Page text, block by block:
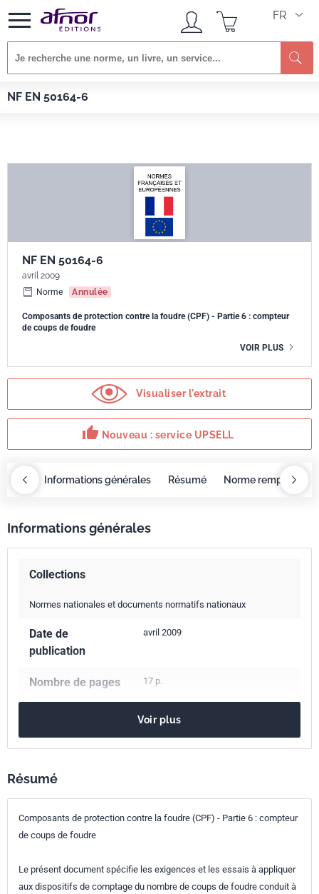
FR
NF EN 50164-6
Afnor EDITIONS Normes
NF EN 50164-6
avril 2009
Norme
Annulée
Composants de protection contre la foudre (CPF) - Partie 6 : compteur
de coups de foudre
VOIR PLUS
Visualiser l'extrait
thumb_up Nouveau : service UPSELL
Informations générales Résumé Norme remplacée
Informations générales
Collections
Normes nationales et documents normatifs nationaux
Date de
publication
avril 2009
Nombre de pages 17 p.
Codes ICS
91.120.40
classement
Parenté
EN 50164-6:2009
Voir plus
Résumé
Composants de protection contre la foudre (CPF) - Partie 6 : compteur
de coups de foudre
Le présent document spécifie les exigences et les essais à appliquer
aux dispositifs de comptage du nombre de coups de foudre conduit à